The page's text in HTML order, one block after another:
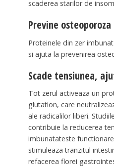
scaderea starilor de
Previne osteoporoza
Proteinele din zer
si ajuta la prevenirea
Scade tensiunea,
Tot zerul activeaza un
glutation, care
ale radicalilor liberi.
contribuie la reducerea
imbunatateste
stimuleaza tranzitul
refacerea florei